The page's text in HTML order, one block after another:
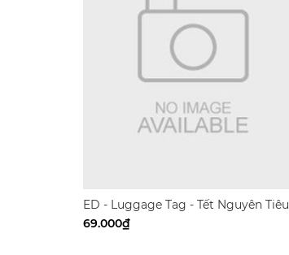
ED - Luggage Tag - Tết Nguyên Tiêu
69.000₫